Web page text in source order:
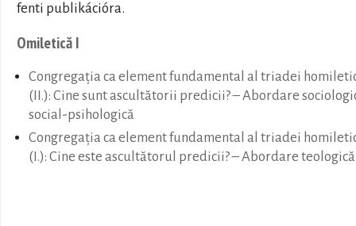
fenti publikációra.
Omiletică I
Congregația ca element fundamental al triadei
(II.): Cine sunt ascultătorii predicii? – Abordare
social-psihologică
Congregația ca element fundamental al triadei
(I.): Cine este ascultătorul predicii? – Abordare teologică